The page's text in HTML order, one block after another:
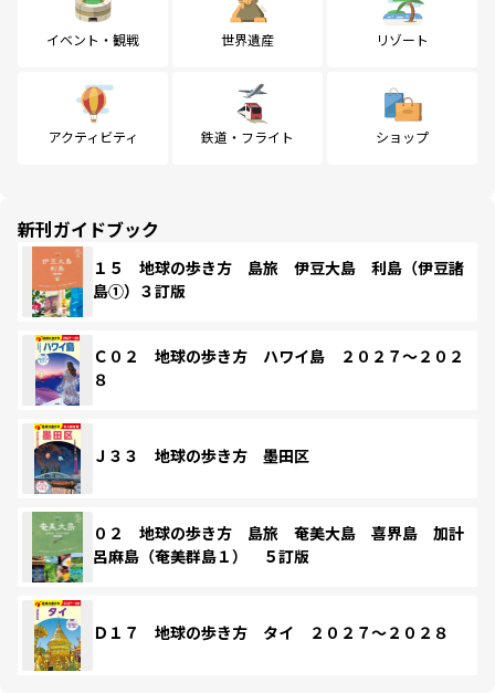
イベント・観戦 世界遺産 リゾート
アクティビティ 鉄道・フライト ショップ
新刊ガイドブック
１５ 地球の歩き方 島旅 伊豆大島 利島（伊豆諸
島①）３訂版
Ｃ０２ 地球の歩き方 ハワイ島 ２０２７～２０２
８
Ｊ３３ 地球の歩き方 墨田区
０２ 地球の歩き方 島旅 奄美大島 喜界島 加計
呂麻島（奄美群島１） ５訂版
Ｄ１７ 地球の歩き方 タイ ２０２７～２０２８